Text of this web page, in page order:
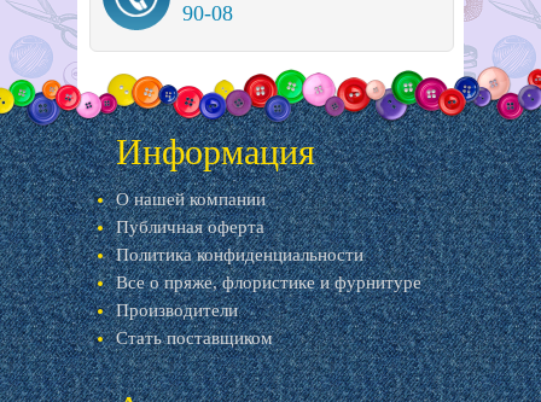
90-08
Информация
О нашей компании
Публичная оферта
Политика конфиденциальности
Все о пряже, флористике и фурнитуре
Производители
Стать поставщиком